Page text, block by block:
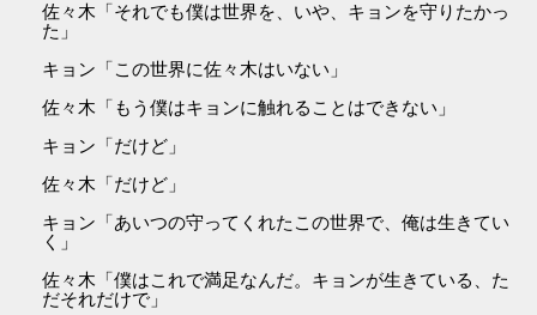
佐々木「それでも僕は世界を、いや、キョンを守りたかっ
た」
キョン「この世界に佐々木はいない」
佐々木「もう僕はキョンに触れることはできない」
キョン「だけど」
佐々木「だけど」
キョン「あいつの守ってくれたこの世界で、俺は生きてい
く」
佐々木「僕はこれで満足なんだ。キョンが生きている、た
だそれだけで」